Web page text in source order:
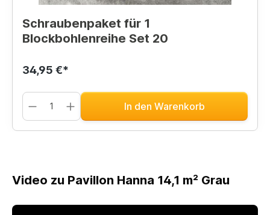
Schraubenpaket für 1
Blockbohlenreihe Set 20
34,95 €*
In den Warenkorb
Video zu Pavillon Hanna 14,1 m² Grau